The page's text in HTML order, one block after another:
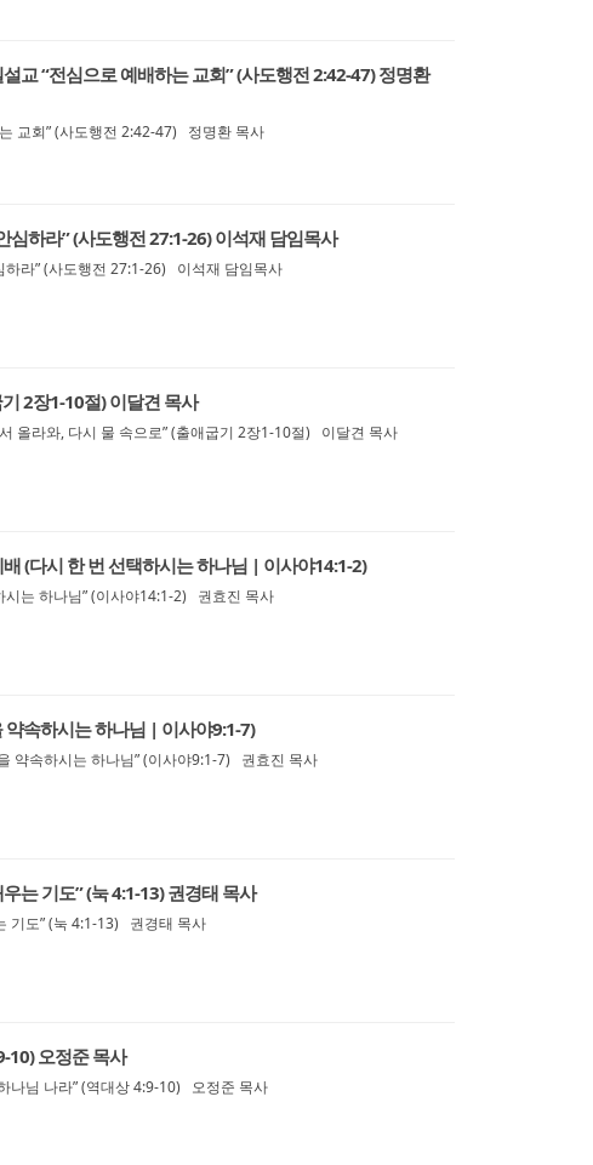
교 “전심으로 예배하는 교회” (사도행전 2:42-47) 정명환
교회” (사도행전 2:42-47) 정명환 목사
하라” (사도행전 27:1-26) 이석재 담임목사
라” (사도행전 27:1-26) 이석재 담임목사
2장1-10절) 이달견 목사
올라와, 다시 물 속으로” (출애굽기 2장1-10절) 이달견 목사
(다시 한 번 선택하시는 하나님 | 이사야14:1-2)
는 하나님” (이사야14:1-2) 권효진 목사
속하시는 하나님 | 이사야9:1-7)
약속하시는 하나님” (이사야9:1-7) 권효진 목사
는 기도” (눅 4:1-13) 권경태 목사
기도” (눅 4:1-13) 권경태 목사
10) 오정준 목사
나님 나라” (역대상 4:9-10) 오정준 목사